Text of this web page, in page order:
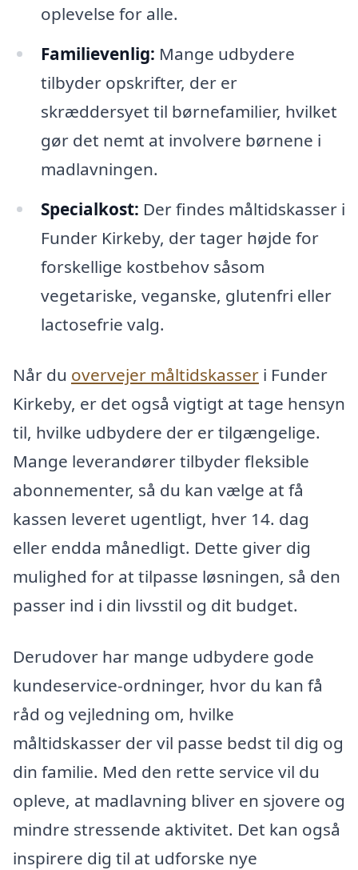
oplevelse for alle.
Familievenlig: Mange udbydere
tilbyder opskrifter, der er
skræddersyet til børnefamilier, hvilket
gør det nemt at involvere børnene i
madlavningen.
Specialkost: Der findes måltidskasser i
Funder Kirkeby, der tager højde for
forskellige kostbehov såsom
vegetariske, veganske, glutenfri eller
lactosefrie valg.
Når du overvejer måltidskasser i Funder
Kirkeby, er det også vigtigt at tage hensyn
til, hvilke udbydere der er tilgængelige.
Mange leverandører tilbyder fleksible
abonnementer, så du kan vælge at få
kassen leveret ugentligt, hver 14. dag
eller endda månedligt. Dette giver dig
mulighed for at tilpasse løsningen, så den
passer ind i din livsstil og dit budget.
Derudover har mange udbydere gode
kundeservice-ordninger, hvor du kan få
råd og vejledning om, hvilke
måltidskasser der vil passe bedst til dig og
din familie. Med den rette service vil du
opleve, at madlavning bliver en sjovere og
mindre stressende aktivitet. Det kan også
inspirere dig til at udforske nye